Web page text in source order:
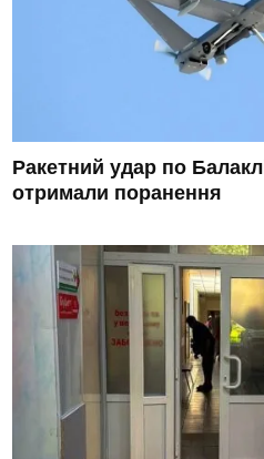
Ракетний удар по
отримали поранення